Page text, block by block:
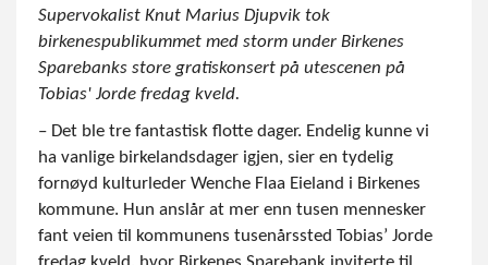
Supervokalist Knut Marius Djupvik tok
birkenespublikummet med storm under Birkenes
Sparebanks store gratiskonsert på utescenen på
Tobias' Jorde fredag kveld.
– Det ble tre fantastisk flotte dager. Endelig kunne vi
ha vanlige birkelandsdager igjen, sier en tydelig
fornøyd kulturleder Wenche Flaa Eieland i Birkenes
kommune. Hun anslår at mer enn tusen mennesker
fant veien til kommunens tusenårssted Tobias’ Jorde